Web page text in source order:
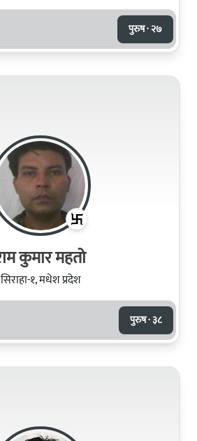
पुरुष · २७
राम कुमार महतो
सिराहा-१, मधेश प्रदेश
पुरुष · ३८